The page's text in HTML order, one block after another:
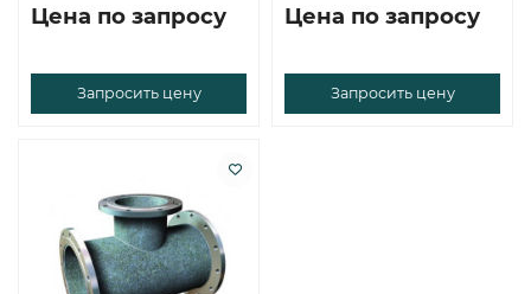
Цена по запросу
Запросить цену
Цена по запросу
Запросить цену